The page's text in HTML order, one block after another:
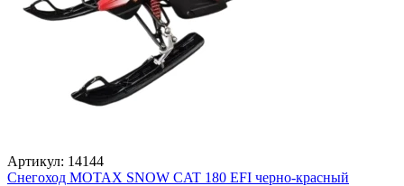
Артикул: 14144
Снегоход MOTAX SNOW CAT 180 EFI черно-красный